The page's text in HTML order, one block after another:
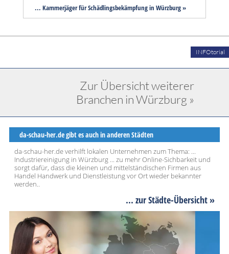
... Kammerjäger für Schädlingsbekämpfung in Würzburg »
INFOtorial
Zur Übersicht weiterer
Branchen in Würzburg »
da-schau-her.de gibt es auch in anderen Städten
da-schau-her.de verhilft lokalen Unternehmen zum Thema: ...
Industriereinigung in Würzburg ... zu mehr Online-Sichbarkeit und
sorgt dafür, dass die kleinen und mittelständischen Firmen aus
Handel Handwerk und Dienstleistung vor Ort wieder bekannter
werden..
... zur Städte-Übersicht »